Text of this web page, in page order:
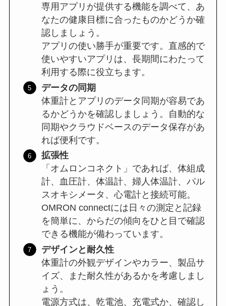
専用アプリが提供する機能を調べて、あ
なたの健康目標に合ったものかどうか確
認しましょう。
アプリの使い勝手が重要です。直感的で
使いやすいアプリは、長期間にわたって
利用する際に役立ちます。
データの同期
体重計とアプリのデータ同期が容易であ
るかどうかを確認しましょう。自動的な
同期やクラウドベースのデータ保存があ
れば便利です。
拡張性
「オムロンコネクト」であれば、体組成
計、血圧計、体温計、婦人体温計、パル
スオキシメータ、心電計と接続可能。
OMRON connectには日々の測定と記録
を簡単に、からだの傾向をひと目で確認
できる機能が備わっています。
デザインと耐久性
体重計の外観デザインやカラー、製品サ
イズ、また耐久性があるかを考慮しまし
ょう。
電源方式は、乾電池、充電式か、確認し